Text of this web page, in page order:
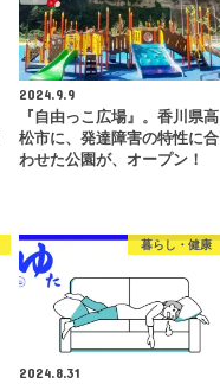
2024.9.9
『自由っこ広場』。香川県高
松市に、発達障害の特性に合
わせた公園が、オープン！
暮らし・健康
2024.8.31